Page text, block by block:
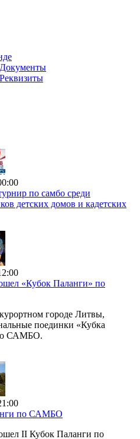
Документы
Реквизиты
по самбо среди
детских домов и кадетских
«Кубок Паланги» по
городе Литвы,
поединки «Кубка
САМБО.
по САМБО
II Кубок Паланги по